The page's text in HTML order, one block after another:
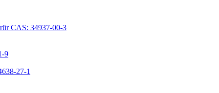
CAS: 34937-00-3
9
27-1